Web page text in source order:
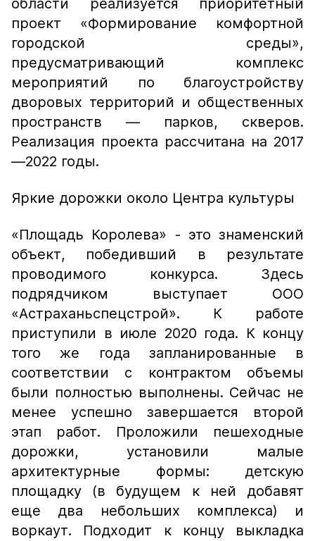
области реализуется приоритетный
проект «Формирование комфортной
городской среды»,
предусматривающий комплекс
мероприятий по благоустройству
дворовых территорий и общественных
пространств — парков, скверов.
Реализация проекта рассчитана на 2017
—2022 годы.
Яркие дорожки около Центра культуры
«Площадь Королева» - это знаменский
объект, победивший в результате
проводимого конкурса. Здесь
подрядчиком выступает ООО
«Астраханьспецстрой». К работе
приступили в июле 2020 года. К концу
того же года запланированные в
соответствии с контрактом объемы
были полностью выполнены. Сейчас не
менее успешно завершается второй
этап работ. Проложили пешеходные
дорожки, установили малые
архитектурные формы: детскую
площадку (в будущем к ней добавят
еще два небольших комплекса) и
воркаут. Подходит к концу выкладка